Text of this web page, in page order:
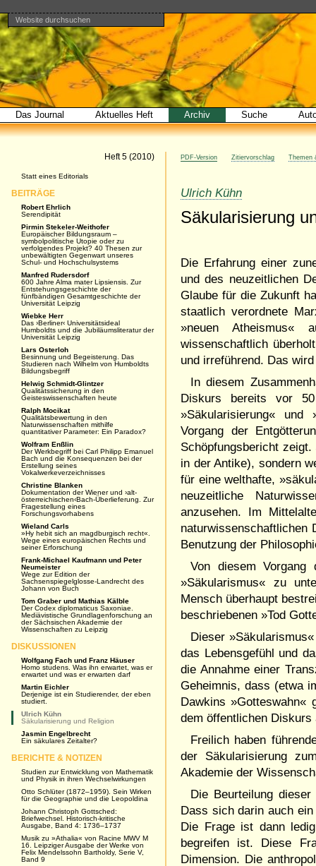
Direkt
zum
Inhalt
|
Direkt
zur
Navigation
Benutzerspezifische
Werkzeuge
Website durchsuchen
Erweiterte
Suche…
Bereiche
Das Journal Aktuelles Heft Archiv Suche
PDF-Version Zitiervorschlag Themen
Ulrich Kühn
Säkularisierung
Die Erfahrung einer
und des neuzeitlichen
Glaube für die Zukunft
staatlich verordnete
»neuen Atheismus«
wissenschaftlich
und irreführend. Das
In diesem
Diskurs bereits vor 50
»Säkularisierung« und
Vorgang der
Schöpfungsbericht
in der Antike), sondern
für eine welthafte,
neuzeitliche
anzusehen. Im
naturwissenschaftlichen
Benutzung der
Von diesem Vorgang
»Säkularismus« zu
Mensch überhaupt
beschriebenen »Tod
Dieser
das Lebensgefühl und
die Annahme einer
Geheimnis, dass (etwa
Dawkins »Gotteswahn«
dem öffentlichen
Freilich haben
der Säkularisierung
Akademie der
Die Beurteilung
Dass sich darin auch
Die Frage ist dann
begreifen ist. Diese
Dimension. Die
Heft 5 (2010)
Statt eines Editorials
BEITRÄGE
Robert Ehrlich
Serendipität
Pirmin Stekeler-Weithofer
Europäischer Bildungsraum –
symbolpolitische Utopie oder zu
verfolgendes Projekt? 40 Thesen zur
unbewältigten Gegenwart unseres
Schul- und Hochschulsystems
Manfred Rudersdorf
600 Jahre Alma mater Lipsiensis. Zur
Entstehungsgeschichte der
fünfbändigen Gesamtgeschichte der
Universität Leipzig
Wiebke Herr
Das ›Berliner‹ Universitätsideal
Humboldts und die Jubiläumsliteratur der
Universität Leipzig
Lars Osterloh
Besinnung und Begeisterung. Das
Studieren nach Wilhelm von Humboldts
Bildungsbegriff
Helwig Schmidt-Glintzer
Qualitätssicherung in den
Geisteswissenschaften heute
Ralph Mocikat
Qualitätsbewertung in den
Naturwissenschaften mithilfe
quantitativer Parameter: Ein Paradox?
Wolfram Enßlin
Der Werkbegriff bei Carl Philipp Emanuel
Bach und die Konsequenzen bei der
Erstellung seines
Vokalwerkeverzeichnisses
Christine Blanken
Dokumentation der Wiener und ›alt-
österreichischen‹Bach-Überlieferung. Zur
Fragestellung eines
Forschungsvorhabens
Wieland Carls
»Hy hebit sich an magdburgisch recht«.
Wege eines europäischen Rechts und
seiner Erforschung
Frank-Michael Kaufmann und Peter
Neumeister
Wege zur Edition der
Sachsenspiegelglosse-Landrecht des
Johann von Buch
Tom Graber und Mathias Kälble
Der Codex diplomaticus Saxoniae.
Mediävistische Grundlagenforschung an
der Sächsischen Akademie der
Wissenschaften zu Leipzig
DISKUSSIONEN
Wolfgang Fach und Franz Häuser
Homo studens. Was ihn erwartet, was er
erwartet und was er erwarten darf
Martin Eichler
Derjenige ist ein Studierender, der eben
studiert.
Ulrich Kühn
Säkularisierung und Religion
Jasmin Engelbrecht
Ein säkulares Zeitalter?
BERICHTE & NOTIZEN
Studien zur Entwicklung von Mathematik
und Physik in ihren Wechselwirkungen
Otto Schlüter (1872–1959). Sein Wirken
für die Geographie und die Leopoldina
Johann Christoph Gottsched:
Briefwechsel. Historisch-kritische
Ausgabe, Band 4: 1736–1737
Musik zu »Athalia« von Racine MWV M
16. Leipziger Ausgabe der Werke von
Felix Mendelssohn Bartholdy, Serie V,
Band 9